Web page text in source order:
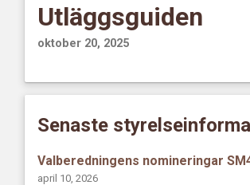
Utläggsguiden
oktober 20, 2025
Senaste
Valberedningens nomineringar
april 10, 2026